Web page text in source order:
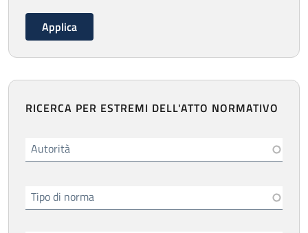
RICERCA PER ESTREMI DELL'ATTO NORMATIVO
Autorità
Tipo di norma